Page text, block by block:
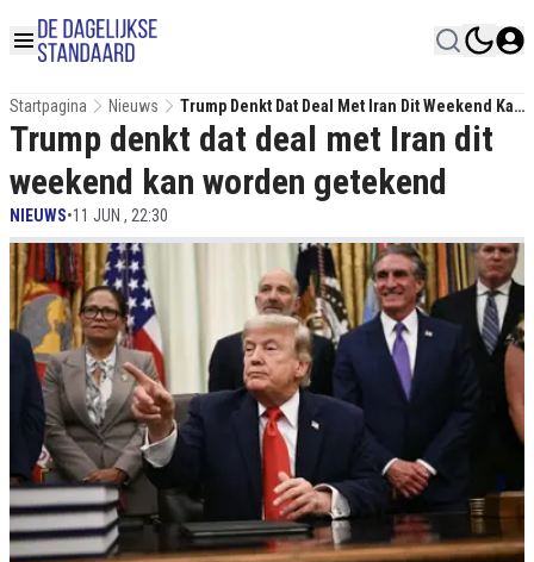
Startpagina Nieuws
Trump Denkt Dat Deal Met Iran Dit Weekend Kan
Worden Getekend
Trump denkt dat deal met Iran dit
weekend kan worden getekend
NIEUWS•11 JUN , 22:30